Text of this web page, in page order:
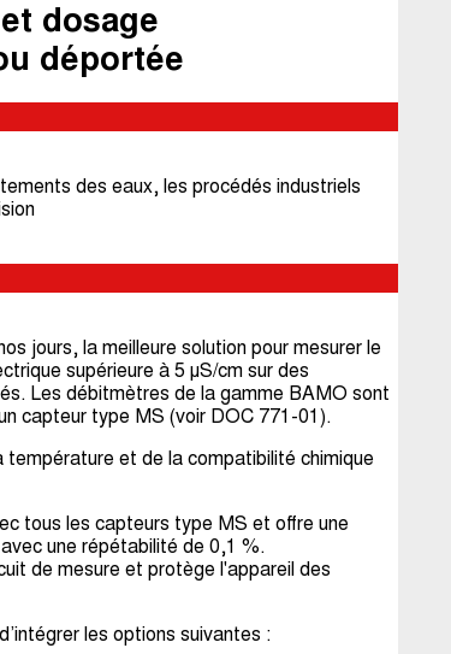
dosage
déportée
des eaux, les procédés industriels
jours, la meilleure solution pour mesurer le
supérieure à 5 μS/cm sur des
Les débitmètres de la gamme BAMO sont
capteur type MS (voir DOC 771-01).
température et de la compatibilité chimique
tous les capteurs type MS et offre une
une répétabilité de 0,1 %.
de mesure et protège l'appareil des
les options suivantes :